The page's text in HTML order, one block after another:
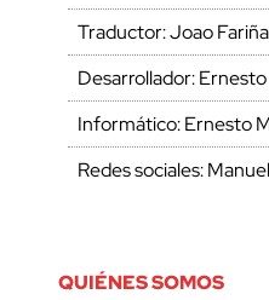
Traductor: Joao
Desarrollador:
Informático: Ernesto
Redes sociales:
QUIÉNES SOMOS